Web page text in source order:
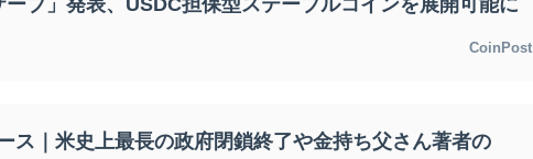
ブ」発表、USDC担保型ステーブルコインを展開可能に
CoinPost
ス｜米史上最長の政府閉鎖終了や金持ち父さん著者の